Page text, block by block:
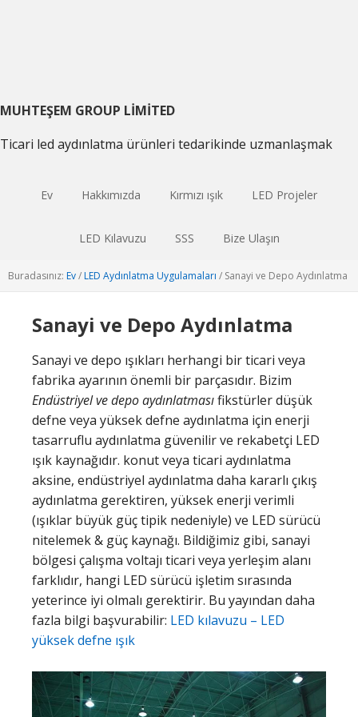
MUHTEŞEM GROUP LIMITED
Ticari led aydınlatma ürünleri tedarikinde uzmanlaşmak
Ev Hakkımızda Kırmızı ışık LED Projeler
LED Kılavuzu SSS Bize Ulaşın
Buradasınız: Ev/ LED Aydınlatma Uygulamaları / Sanayi ve Depo Aydınlatma
Sanayi ve Depo Aydınlatma
Sanayi ve depo ışıkları herhangi bir ticari veya
fabrika ayarının önemli bir parçasıdır. Bizim
Endüstriyel ve depo aydınlatmasıfikstürler düşük
defne veya yüksek defne aydınlatma için enerji
tasarruflu aydınlatma güvenilir ve rekabetçi LED
ışık kaynağıdır. konut veya ticari aydınlatma
aksine, endüstriyel aydınlatma daha kararlı çıkış
aydınlatma gerektiren, yüksek enerji verimli
(ışıklar büyük güç tipik nedeniyle) ve LED sürücü
nitelemek & güç kaynağı. Bildiğimiz gibi, sanayi
bölgesi çalışma voltajı ticari veya yerleşim alanı
farklıdır, hangi LED sürücü işletim sırasında
yeterince iyi olmalı gerektirir. Bu yayından daha
fazla bilgi başvurabilir: LED kılavuzu – LED
yüksek defne ışık